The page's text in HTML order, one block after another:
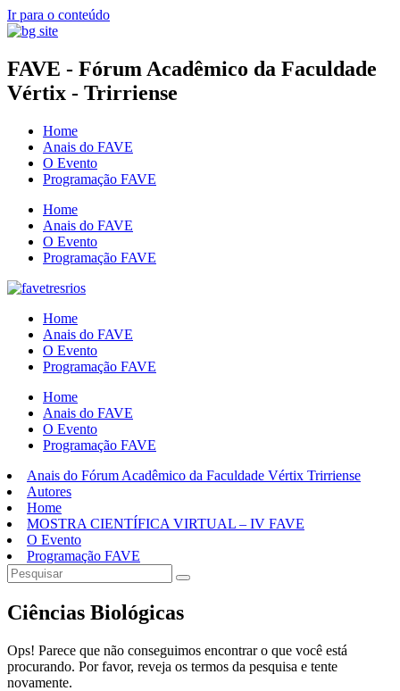
Ir para o conteúdo
FAVE - Fórum Acadêmico da Faculdade
Vértix - Trirriense
Home
Anais do FAVE
O Evento
Programação FAVE
Home
Anais do FAVE
O Evento
Programação FAVE
Home
Anais do FAVE
O Evento
Programação FAVE
Home
Anais do FAVE
O Evento
Programação FAVE
Anais do Fórum Acadêmico da Faculdade Vértix Trirriense
Autores
Home
MOSTRA CIENTÍFICA VIRTUAL – IV FAVE
O Evento
Programação FAVE
Ciências Biológicas
Ops! Parece que não conseguimos encontrar o que você está
procurando. Por favor, reveja os termos da pesquisa e tente
novamente.